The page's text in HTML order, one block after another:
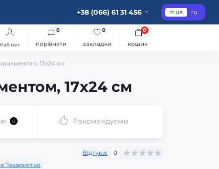
+38 (066) 61 31 456 ua ru
Кабінет порівняти
0
закладки
0
кошик
0
17х24 см
17х24 см
0 Рекомендуємо
Товариство
Відгуки: 0